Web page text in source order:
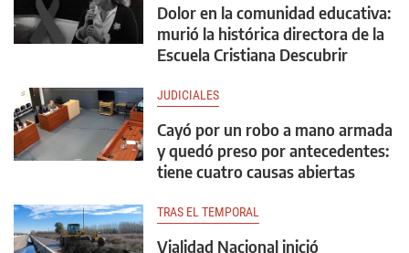
Dolor en la comunidad educativa:
murió la histórica directora de la
Escuela Cristiana Descubrir
JUDICIALES
Cayó por un robo a mano armada
y quedó preso por antecedentes:
tiene cuatro causas abiertas
TRAS EL TEMPORAL
Vialidad Nacional inició